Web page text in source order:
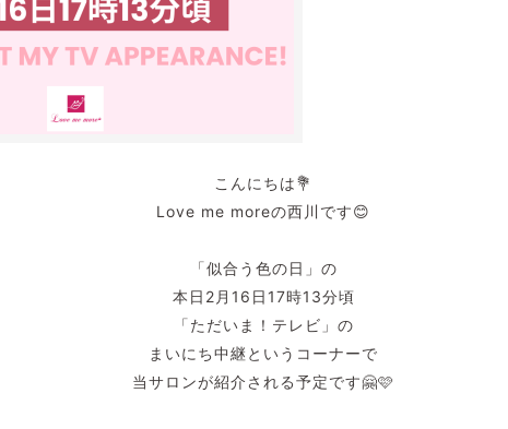
こんにちは💐
Love me moreの西川です😊
「似合う色の日」の
本日2月16日17時13分頃
「ただいま！テレビ」の
まいにち中継というコーナーで
当サロンが紹介される予定です🤗🩷